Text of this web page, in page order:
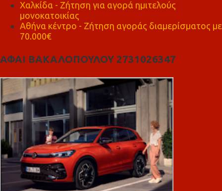
Χαλκίδα - Ζήτηση για αγορά ημιτελούς
μονοκατοικίας
Αθήνα κέντρο - Ζήτηση αγοράς διαμερίσματος με
70.000€
ΑΦΑΙ ΒΑΚΑΛΟΠΟΥΛΟΥ 2731026347